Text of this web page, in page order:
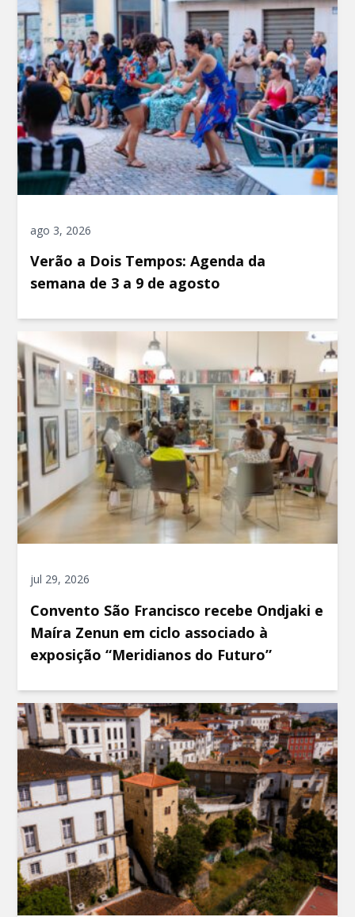
ago 3, 2026
Verão a Dois Tempos: Agenda da
semana de 3 a 9 de agosto
jul 29, 2026
Convento São Francisco recebe Ondjaki e
Maíra Zenun em ciclo associado à
exposição “Meridianos do Futuro”